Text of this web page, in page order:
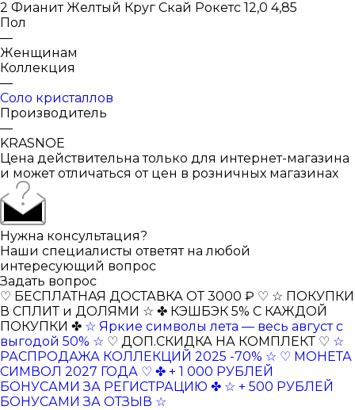
2 Фианит Желтый Круг Скай Рокетс 12,0 4,85
Пол
—
Женщинам
Коллекция
—
Соло кристаллов
Производитель
—
KRASNOE
Цена действительна только для интернет-магазина
и может отличаться от цен в розничных магазинах
Нужна консультация?
Наши специалисты ответят на любой
интересующий вопрос
Задать вопрос
♡ БЕСПЛАТНАЯ ДОСТАВКА ОТ 3000 ₽ ♡ ☆ ПОКУПКИ
В СПЛИТ и ДОЛЯМИ ☆ ✤ КЭШБЭК 5% С КАЖДОЙ
ПОКУПКИ ✤ ☆ Яркие символы лета — весь август с
выгодой 50% ☆ ♡ ДОП.СКИДКА НА КОМПЛЕКТ ♡ ☆
РАСПРОДАЖА КОЛЛЕКЦИЙ 2025 -70% ☆ ♡ МОНЕТА
СИМВОЛ 2027 ГОДА ♡ ✤ + 1 000 РУБЛЕЙ
БОНУСАМИ ЗА РЕГИСТРАЦИЮ ✤ ☆ + 500 РУБЛЕЙ
БОНУСАМИ ЗА ОТЗЫВ ☆